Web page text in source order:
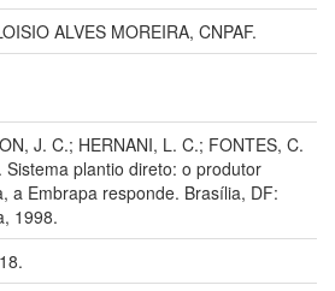
ALVES MOREIRA, CNPAF.
J. C.; HERNANI, L. C.; FONTES, C.
Sistema plantio direto: o produtor
a Embrapa responde. Brasília, DF:
1998.